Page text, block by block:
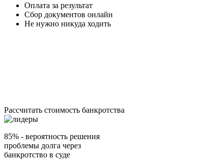
Оплата за результат
Сбор документов онлайн
Не нужно никуда ходить
Рассчитать стоимость банкротства
85% - вероятность решения
проблемы долга через
банкротство в суде